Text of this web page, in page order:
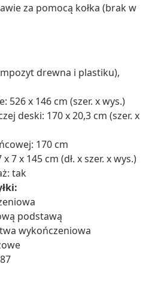
za pomocą kołka (brak w
drewna i plastiku),
526 x 146 cm (szer. x wys.)
deski: 170 x 20,3 cm (szer. x
170 cm
7 x 145 cm (dł. x szer. x wys.)
tak
podstawą
wykończeniowa